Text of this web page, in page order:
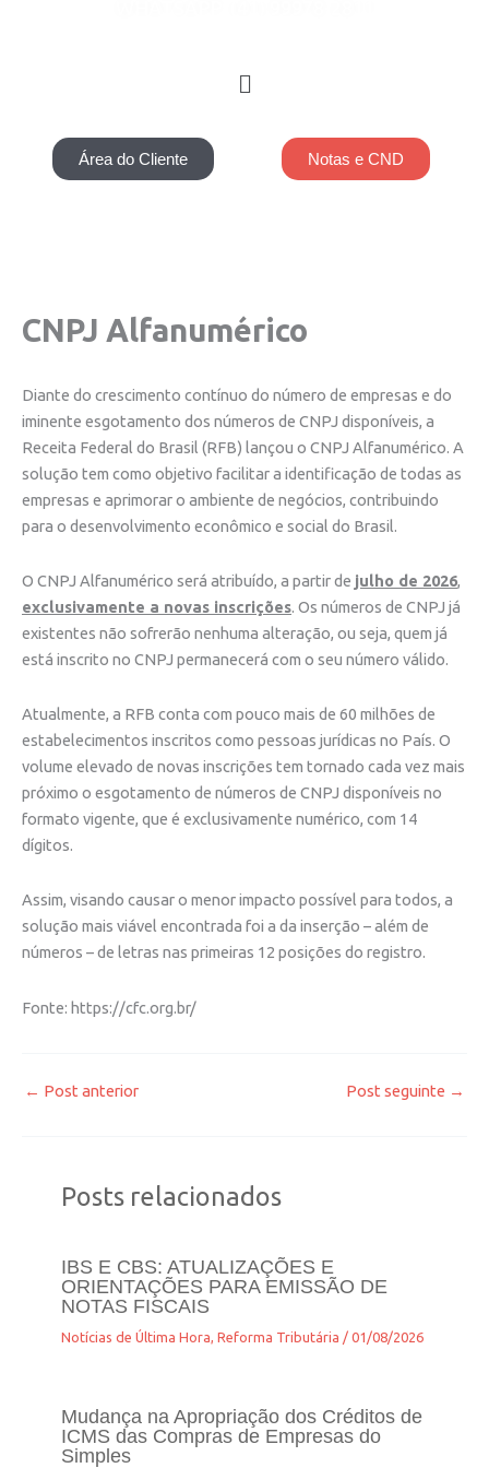
Menu
Área do Cliente Notas e CND
CNPJ Alfanumérico
Diante do crescimento contínuo do número de empresas e do
iminente esgotamento dos números de CNPJ disponíveis, a
Receita Federal do Brasil (RFB) lançou o CNPJ Alfanumérico. A
solução tem como objetivo facilitar a identificação de todas as
empresas e aprimorar o ambiente de negócios, contribuindo
para o desenvolvimento econômico e social do Brasil.
O CNPJ Alfanumérico será atribuído, a partir de julho de 2026,
exclusivamente a novas inscrições. Os números de CNPJ já
existentes não sofrerão nenhuma alteração, ou seja, quem já
está inscrito no CNPJ permanecerá com o seu número válido.
Atualmente, a RFB conta com pouco mais de 60 milhões de
estabelecimentos inscritos como pessoas jurídicas no País. O
volume elevado de novas inscrições tem tornado cada vez mais
próximo o esgotamento de números de CNPJ disponíveis no
formato vigente, que é exclusivamente numérico, com 14
dígitos.
Assim, visando causar o menor impacto possível para todos, a
solução mais viável encontrada foi a da inserção – além de
números – de letras nas primeiras 12 posições do registro.
Fonte: https://cfc.org.br/
← Post anterior Post seguinte →
Posts relacionados
IBS E CBS: ATUALIZAÇÕES E
ORIENTAÇÕES PARA EMISSÃO DE
NOTAS FISCAIS
Notícias de Última Hora ,Reforma Tributária /01/08/2026
Mudança na Apropriação dos Créditos de
ICMS das Compras de Empresas do
Simples